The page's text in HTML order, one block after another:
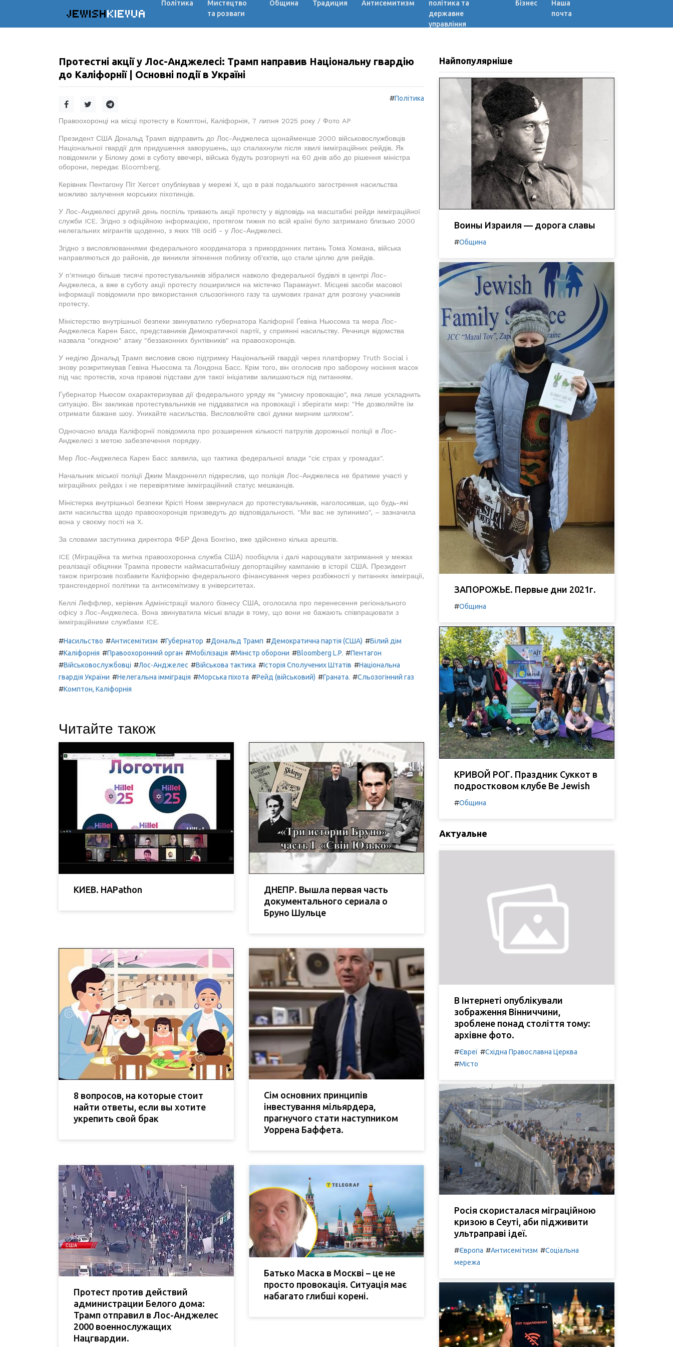
JEWISHKIEVUA
Політика
Мистецтво
та розваги
Община Традиция Антисемитизм
політика та
державне
управління
Бізнес
Наша
почта
Протестні акції у Лос-Анджелесі: Трамп направив Національну гвардію
до Каліфорнії | Основні події в Україні
#Політика
Правоохоронці на місці протесту в Комптоні, Каліфорнія, 7 липня 2025 року / Фото AP
Президент США Дональд Трамп відправить до Лос-Анджелеса щонайменше 2000 військовослужбовців
Національної гвардії для придушення заворушень, що спалахнули після хвилі імміграційних рейдів. Як
повідомили у Білому домі в суботу ввечері, війська будуть розгорнуті на 60 днів або до рішення міністра
оборони, передає Bloomberg.
Керівник Пентагону Піт Хегсет опублікував у мережі X, що в разі подальшого загострення насильства
можливо залучення морських піхотинців.
У Лос-Анджелесі другий день поспіль тривають акції протесту у відповідь на масштабні рейди імміграційної
служби ICE. Згідно з офіційною інформацією, протягом тижня по всій країні було затримано близько 2000
нелегальних мігрантів щоденно, з яких 118 осіб - у Лос-Анджелесі.
Згідно з висловлюваннями федерального координатора з прикордонних питань Тома Хомана, війська
направляються до районів, де виникли зіткнення поблизу об'єктів, що стали ціллю для рейдів.
У п'ятницю більше тисячі протестувальників зібралися навколо федеральної будівлі в центрі Лос-
Анджелеса, а вже в суботу акції протесту поширилися на містечко Парамаунт. Місцеві засоби масової
інформації повідомили про використання сльозогінного газу та шумових гранат для розгону учасників
протесту.
Міністерство внутрішньої безпеки звинуватило губернатора Каліфорнії Ґевіна Ньюсома та мера Лос-
Анджелеса Карен Басс, представників Демократичної партії, у сприянні насильству. Речниця відомства
назвала "огидною" атаку "беззаконних бунтівників" на правоохоронців.
У неділю Дональд Трамп висловив свою підтримку Національній гвардії через платформу Truth Social і
знову розкритикував Гевіна Ньюсома та Лондона Басс. Крім того, він оголосив про заборону носіння масок
під час протестів, хоча правові підстави для такої ініціативи залишаються під питанням.
Губернатор Ньюсом охарактеризував дії федерального уряду як "умисну провокацію", яка лише ускладнить
ситуацію. Він закликав протестувальників не піддаватися на провокації і зберігати мир: "Не дозволяйте їм
отримати бажане шоу. Уникайте насильства. Висловлюйте свої думки мирним шляхом".
Одночасно влада Каліфорнії повідомила про розширення кількості патрулів дорожньої поліції в Лос-
Анджелесі з метою забезпечення порядку.
Мер Лос-Анджелеса Карен Басс заявила, що тактика федеральної влади "сіє страх у громадах".
Начальник міської поліції Джим Макдоннелл підкреслив, що поліція Лос-Анджелеса не братиме участі у
міграційних рейдах і не перевірятиме імміграційний статус мешканців.
Міністерка внутрішньої безпеки Крісті Ноем звернулася до протестувальників, наголосивши, що будь-які
акти насильства щодо правоохоронців призведуть до відповідальності. "Ми вас не зупинимо", – зазначила
вона у своєму пості на X.
За словами заступника директора ФБР Дена Бонгіно, вже здійснено кілька арештів.
ICE (Міграційна та митна правоохоронна служба США) пообіцяла і далі нарощувати затримання у межах
реалізації обіцянки Трампа провести наймасштабнішу депортаційну кампанію в історії США. Президент
також пригрозив позбавити Каліфорнію федерального фінансування через розбіжності у питаннях імміграції,
трансгендерної політики та антисемітизму в університетах.
Келлі Леффлер, керівник Адміністрації малого бізнесу США, оголосила про перенесення регіонального
офісу з Лос-Анджелеса. Вона звинуватила міські влади в тому, що вони не бажають співпрацювати з
імміграційними службами ICE.
#Насильство #Антисемітизм #Губернатор #Дональд Трамп #Демократична партія (США) #Білий дім
#Каліфорнія #Правоохоронний орган #Мобілізація #Міністр оборони #Bloomberg L.P. #Пентагон
#Військовослужбовці #Лос-Анджелес #Військова тактика #Історія Сполучених Штатів #Національна
гвардія України #Нелегальна імміграція #Морська піхота #Рейд (військовий) #Граната. #Сльозогінний газ
#Комптон, Каліфорнія
Читайте також
КИЕВ. HAPathon
ДНЕПР. Вышла первая часть
документального сериала о
Бруно Шульце
8 вопросов, на которые стоит
найти ответы, если вы хотите
укрепить свой брак
Сім основних принципів
інвестування мільярдера,
прагнучого стати наступником
Уоррена Баффета.
Протест против действий
администрации Белого дома:
Трамп отправил в Лос-Анджелес
2000 военнослужащих
Нацгвардии.
Батько Маска в Москві – це не
просто провокація. Ситуація має
набагато глибші корені.
Найпопулярніше
Воины Израиля — дорога славы
#Община
ЗАПОРОЖЬЕ. Первые дни 2021г.
#Община
КРИВОЙ РОГ. Праздник Суккот в
подростковом клубе Be Jewish
#Община
Актуальне
В Інтернеті опублікували
зображення Вінниччини,
зроблене понад століття тому:
архівне фото.
#Євреї #Східна Православна Церква
#Місто
Росія скористалася міграційною
кризою в Сеуті, аби підживити
ультраправі ідеї.
#Європа #Антисемітизм #Соціальна
мережа